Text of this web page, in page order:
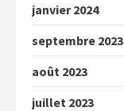
janvier 2024
septembre 2023
août 2023
juillet 2023